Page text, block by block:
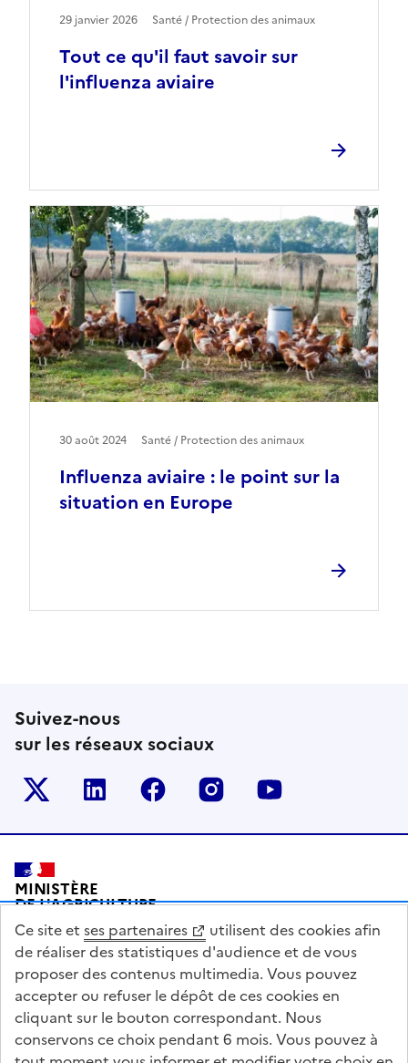
Tout ce qu'il faut savoir sur
l'influenza aviaire
29 janvier 2026 Santé / Protection des animaux
Influenza aviaire : le point sur la
situation en Europe
30 août 2024 Santé / Protection des animaux
Suivez-nous
sur les réseaux sociaux
Le ministère sur Twitter
Le ministère sur LinkedIn
Le ministère sur Facebook
Le ministère sur
Pied de page
MINISTÈRE
DE L'AGRICULTURE
DE L'AGRO-ALIMENTAIRE
ET DE LA SOUVERAINETÉ
ALIMENTAIRE
legifrance.gouv.fr info.gouv.fr
Ce site et ses partenaires
utilisent des cookies afin
de réaliser des statistiques d'audience et de vous
proposer des contenus multimedia. Vous pouvez
accepter ou refuser le dépôt de ces cookies en
cliquant sur le bouton correspondant. Nous
conservons ce choix pendant 6 mois. Vous pouvez à